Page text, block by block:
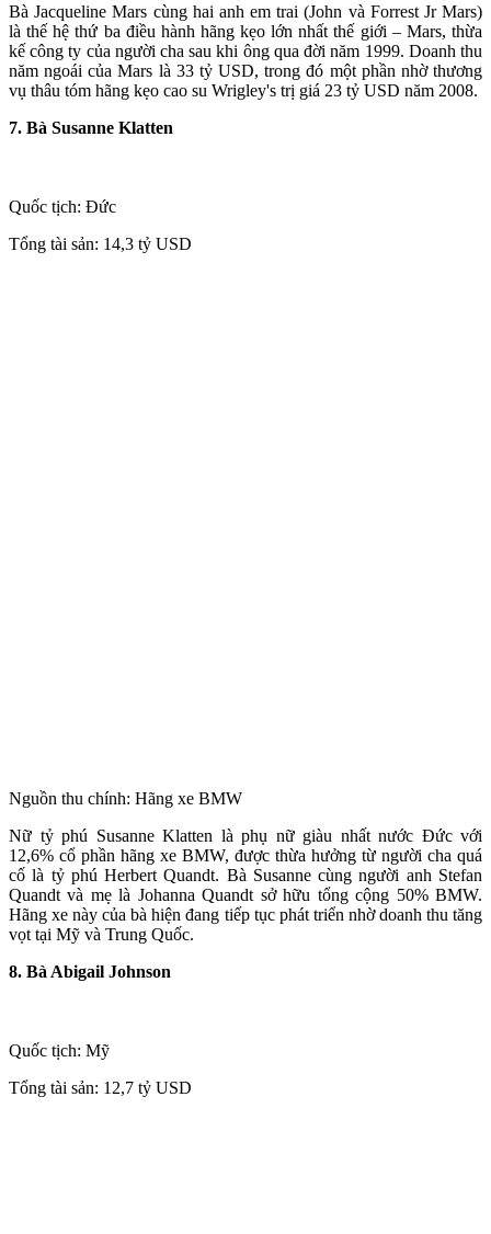
Bà Jacqueline Mars cùng hai anh em trai (John và Forrest Jr Mars)
là thế hệ thứ ba điều hành hãng kẹo lớn nhất thế giới – Mars, thừa
kế công ty của người cha sau khi ông qua đời năm 1999. Doanh thu
năm ngoái của Mars là 33 tỷ USD, trong đó một phần nhờ thương
vụ thâu tóm hãng kẹo cao su Wrigley's trị giá 23 tỷ USD năm 2008.
7. Bà Susanne Klatten
Quốc tịch: Đức
Tổng tài sản: 14,3 tỷ USD
Nguồn thu chính: Hãng xe BMW
Nữ tỷ phú Susanne Klatten là phụ nữ giàu nhất nước Đức với
12,6% cổ phần hãng xe BMW, được thừa hưởng từ người cha quá
cố là tỷ phú Herbert Quandt. Bà Susanne cùng người anh Stefan
Quandt và mẹ là Johanna Quandt sở hữu tổng cộng 50% BMW.
Hãng xe này của bà hiện đang tiếp tục phát triển nhờ doanh thu tăng
vọt tại Mỹ và Trung Quốc.
8. Bà Abigail Johnson
Quốc tịch: Mỹ
Tổng tài sản: 12,7 tỷ USD